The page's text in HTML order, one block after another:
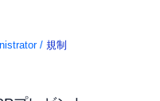
/規制